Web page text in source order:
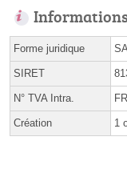
Forme juridique
SIRET
N° TVA Intra.
Création 1